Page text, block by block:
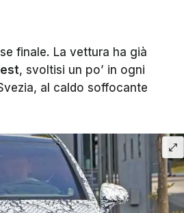
finale. La vettura ha già
, svoltisi un po’ in ogni
al caldo soffocante